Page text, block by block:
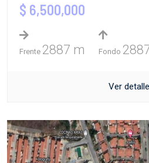
$ 6,500,000
Frente 2887 m Fondo
Ver